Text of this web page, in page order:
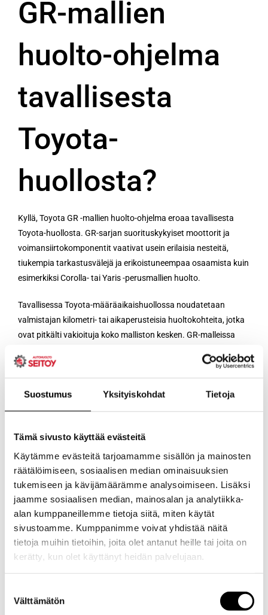
Suostumus Yksityiskohdat Tietoja
Tämä sivusto käyttää evästeitä
Käytämme evästeitä tarjoamamme sisällön ja mainosten
räätälöimiseen, sosiaalisen median ominaisuuksien
tukemiseen ja kävijämäärämme analysoimiseen. Lisäksi
jaamme sosiaalisen median, mainosalan ja analytiikka-
alan kumppaneillemme tietoja siitä, miten käytät
sivustoamme. Kumppanimme voivat yhdistää näitä
tietoja muihin tietoihin, joita olet antanut heille tai joita on
kerätty, kun olet käyttänyt heidän palvelujaan.
valinta
Välttämätön
GR-mallien
huolto-ohjelma
tavallisesta
Toyota-
huollosta?
Kyllä, Toyota GR -mallien huolto-ohjelma eroaa tavallisesta
Toyota-huollosta. GR-sarjan suorituskykyiset moottorit ja
voimansiirtokomponentit vaativat usein erilaisia nesteitä,
tiukempia tarkastusvälejä ja erikoistuneempaa osaamista kuin
esimerkiksi Corolla- tai Yaris -perusmallien huolto.
Tavallisessa Toyota-määräaikaishuollossa noudatetaan
valmistajan kilometri- tai aikaperusteisia huoltokohteita, jotka
ovat pitkälti vakioituja koko malliston kesken. GR-malleissa
huomioivat moottorin korkeat kierrosluvut, tehostetun
jäähdytyksen tarpeen sekä urheiluun optimoidun
voimansiirron erityisvaatimukset.
pitää olla pääsy Toyotan viimeisimpiin teknisiin ohjeisiin ja
oikeat erikoistyökalut. Pelkkä yleinen autohuolto-osaaminen ei
riitä takaamaan, että kaikki huoltokohteet tulevat käsitellyiksi
oikein.
Kuinka usein
Toyota GR-auto